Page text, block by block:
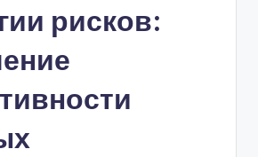
рисков: